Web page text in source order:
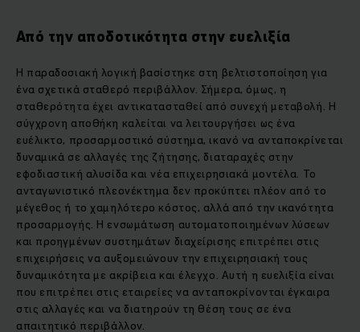
Από την αποδοτικότητα στην ευελιξία
Η παραδοσιακή λογική βασίστηκε στη βελτιστοποίηση για
ένα σχετικά σταθερό περιβάλλον. Σήμερα, όμως, η
σταθερότητα έχει αντικατασταθεί από συνεχή μεταβολή. Η
σύγχρονη αποθήκη καλείται να λειτουργήσει ως ένα
ευέλικτο, προσαρμοστικό σύστημα, ικανό να ανταποκρίνεται
δυναμικά σε αλλαγές της ζήτησης, διαταραχές στην
εφοδιαστική αλυσίδα και νέα επιχειρησιακά μοντέλα. Το
ανταγωνιστικό πλεονέκτημα δεν προκύπτει πλέον από το
μέγεθος ή το χαμηλότερο κόστος, αλλά από την ικανότητα
προσαρμογής. Η ενσωμάτωση αυτοματοποιημένων λύσεων
και προηγμένων συστημάτων διαχείρισης επιτρέπει στις
επιχειρήσεις να αυξομειώνουν την επιχειρησιακή τους
δυναμικότητα με ακρίβεια και έλεγχο. Αυτή η ευελιξία είναι
που επιτρέπει στις εταιρείες να ανταποκρίνονται έγκαιρα
στις αλλαγές και να διατηρούν τη θέση τους σε ένα
απαιτητικό περιβάλλον.